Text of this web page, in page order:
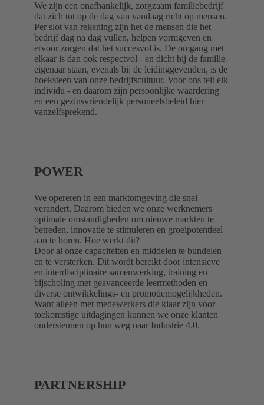
We zijn een onafhankelijk, zorgzaam familiebedrijf
dat zich tot op de dag van vandaag richt op mensen.
Per slot van rekening zijn het de mensen die het
bedrijf dag na dag vullen, helpen vormgeven en
ervoor zorgen dat het succesvol is. De omgang met
elkaar is dan ook respectvol - en dicht bij de familie-
eigenaar staan, evenals bij de leidinggevenden, is de
hoeksteen van onze bedrijfscultuur. Voor ons telt elk
individu - en daarom zijn persoonlijke waardering
en een gezinsvriendelijk personeelsbeleid hier
vanzelfsprekend.
POWER
We opereren in een marktomgeving die snel
verandert. Daarom bieden we onze werknemers
optimale omstandigheden om nieuwe markten te
betreden, innovatie te stimuleren en groeipotentieel
aan te boren. Hoe werkt dit?
Door al onze capaciteiten en middelen te bundelen
en te versterken. Dit wordt bereikt door intensieve
en interdisciplinaire samenwerking, training en
bijscholing met geavanceerde leermethoden en
diverse ontwikkelings- en promotiemogelijkheden.
Want alleen met medewerkers die klaar zijn voor
toekomstige uitdagingen kunnen we onze klanten
ondersteunen op hun weg naar Industrie 4.0.
PARTNERSHIP